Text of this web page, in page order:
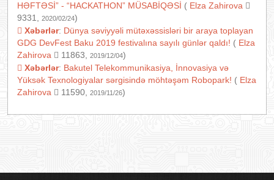
HƏFTƏSİ” - “HACKATHON” MÜSABİQƏSİ ( Elza Zahirova
9331,
2020/02/24)
Xəbərlər: Dünya səviyyəli mütəxəssisləri bir araya toplayan
GDG DevFest Baku 2019 festivalına sayılı günlər qaldı! ( Elza
Zahirova
11863, 2019/12/04)
Xəbərlər: Bakutel Telekommunikasiya, İnnovasiya və
Yüksək Texnologiyalar sərgisində möhtəşəm Robopark! ( Elza
Zahirova
11590, 2019/11/26)